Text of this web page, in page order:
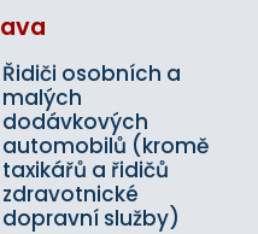
Řidiči osobních a
malých
dodávkových
automobilů (kromě
taxikářů a řidičů
zdravotnické
dopravní služby)